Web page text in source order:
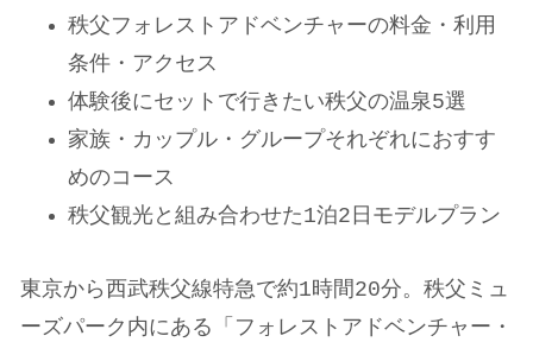
秩父フォレストアドベンチャーの料金・利用
条件・アクセス
体験後にセットで行きたい秩父の温泉5選
家族・カップル・グループそれぞれにおすす
めのコース
秩父観光と組み合わせた1泊2日モデルプラン
東京から西武秩父線特急で約1時間20分。秩父ミュ
ーズパーク内にある「フォレストアドベンチャー・